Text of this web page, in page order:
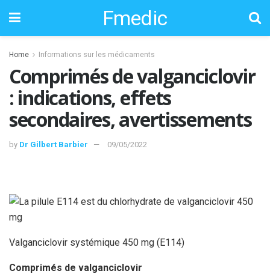
Fmedic
Home Informations sur les médicaments
Comprimés de valganciclovir
: indications, effets
secondaires, avertissements
by Dr Gilbert Barbier 09/05/2022
Valganciclovir systémique 450 mg (E114)
Comprimés de valganciclovir